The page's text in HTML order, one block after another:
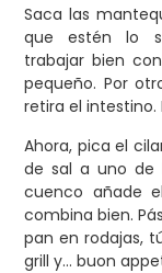
Saca las
que estén lo
trabajar bien
pequeño. Por
retira el intestino.
Ahora, pica el
de sal a uno de
cuenco añade
combina bien.
pan en rodajas,
grill y… buon